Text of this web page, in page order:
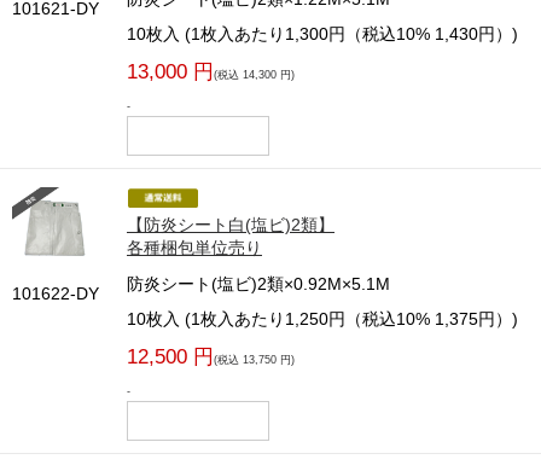
101621-DY
10枚入 (1枚入あたり1,300円（税込10% 1,430円）)
13,000 円 (税込 14,300 円)
-
101622-DY
【防炎シート白(塩ビ)2類】
各種梱包単位売り
防炎シート(塩ビ)2類×0.92M×5.1M
10枚入 (1枚入あたり1,250円（税込10% 1,375円）)
12,500 円 (税込 13,750 円)
-